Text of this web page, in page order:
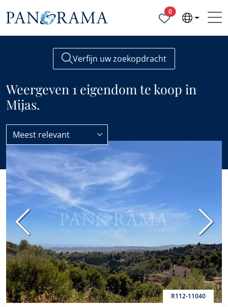
0Geselecteerde
Verfijn uw zoekopdracht
Weergeven 1 eigendom te koop in
Mijas.
Alle eigenschappen te koop Mijas
Meest relevant
R112-11040
Vorige